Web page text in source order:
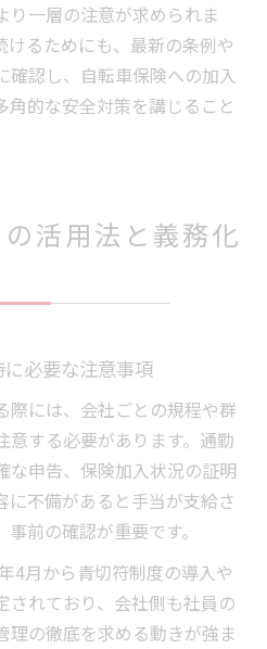
り一層の注意が求められま
けるためにも、最新の条例や
確認し、自転車保険への加入
角的な安全対策を講じること
活用法と義務化
必要な注意事項
際には、会社ごとの規程や群
意する必要があります。通勤
な申告、保険加入状況の証明
に不備があると手当が支給さ
前の確認が重要です。
4月から青切符制度の導入や
されており、会社側も社員の
理の徹底を求める動きが強ま